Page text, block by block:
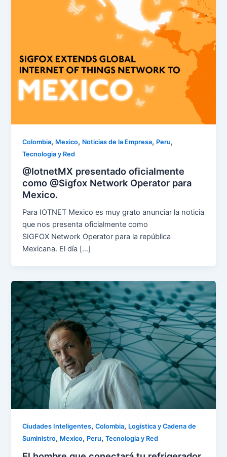
Colombia, Mexico, Noticias de la Empresa, Peru,
Tecnologia y Red
@IotnetMX presentado oficialmente
como @Sigfox Network Operator para
Mexico.
Para IOTNET Mexico es muy grato anunciar la noticia
que nos presenta oficialmente como
SIGFOX Network Operator para la república
Mexicana. El día […]
Ciudades Inteligentes,Colombia, Logistica y Cadena de
Suministro, Mexico, Peru,Tecnologia y Red